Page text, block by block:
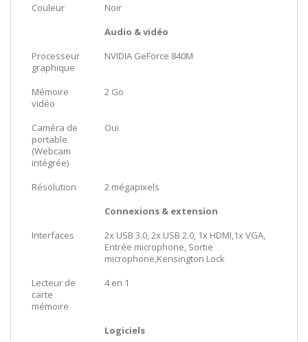
Couleur
Noir
Audio & vidéo
Processeur
graphique
NVIDIA GeForce 840M
Mémoire
vidéo
2 Go
Caméra de
portable
(Webcam
intégrée)
Oui
Résolution
2 mégapixels
Connexions & extension
Interfaces
2x USB 3.0, 2x USB 2.0, 1x HDMI,1x VGA,
Entrée microphone, Sortie
microphone,Kensington Lock
Lecteur de
carte
mémoire
4 en 1
Logiciels